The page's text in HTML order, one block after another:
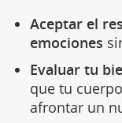
Aceptar el
emociones
Evaluar tu
que tu
afrontar un